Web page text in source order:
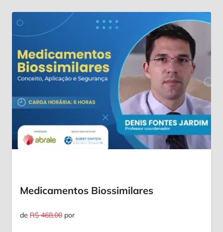
Medicamentos Biossimilares
de R$ 468,00 por